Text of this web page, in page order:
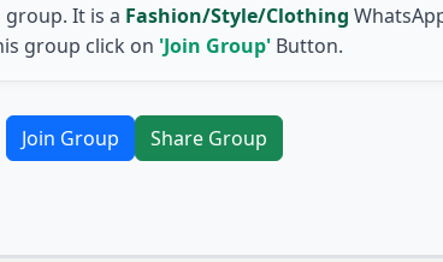
group. It is a Fashion/Style/Clothing
group click on 'Join Group'Button.
Join Group Share Group